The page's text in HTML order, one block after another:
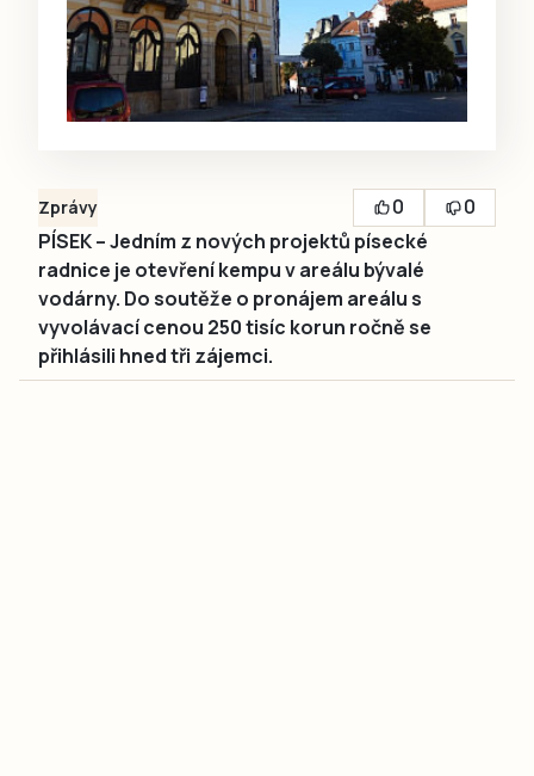
Zprávy 0
0
PÍSEK – Jedním z nových projektů písecké
radnice je otevření kempu v areálu bývalé
vodárny. Do soutěže o pronájem areálu s
vyvolávací cenou 250 tisíc korun ročně se
přihlásili hned tři zájemci.